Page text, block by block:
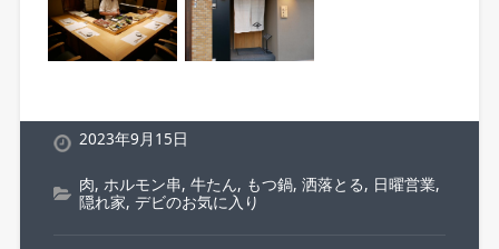
2023年9月15日
肉, ホルモン串, 牛たん, もつ鍋, 洒落とる, 日曜営業,
隠れ家, デビのお気に入り